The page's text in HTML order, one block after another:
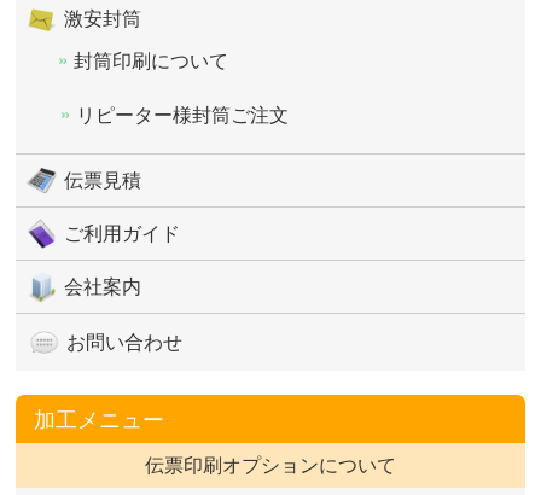
激安封筒
封筒印刷について
リピーター様封筒ご注文
伝票見積
ご利用ガイド
会社案内
お問い合わせ
加工メニュー
伝票印刷オプションについて